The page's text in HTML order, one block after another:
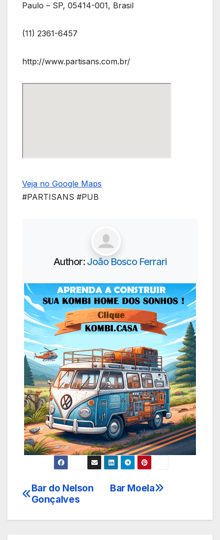
Paulo – SP, 05414-001, Brasil
(11) 2361-6457
http://www.partisans.com.br/
Veja no Google Maps
#PARTISANS #PUB
Author: João Bosco Ferrari
Navegação
Bar Moela
Bar do Nelson
Gonçalves